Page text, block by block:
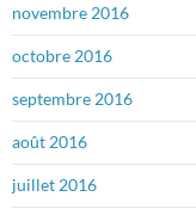
novembre 2016
octobre 2016
septembre 2016
août 2016
juillet 2016